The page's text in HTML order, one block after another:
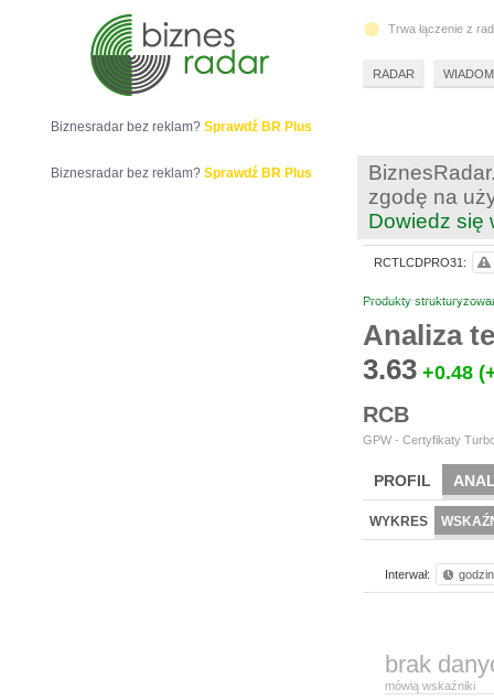
zgodę na
Dowiedz się
Produkty
Analiza
3.63 +0.48
RCB
GPW - Certyfikaty
PROFIL
WYKRES
Interwał:
brak
mówią wskaźniki
RCTLCDPRO31:
Biznesradar bez reklam? Sprawdź BR Plus
Biznesradar bez reklam? Sprawdź BR Plus
Trwa łączenie z
RADAR